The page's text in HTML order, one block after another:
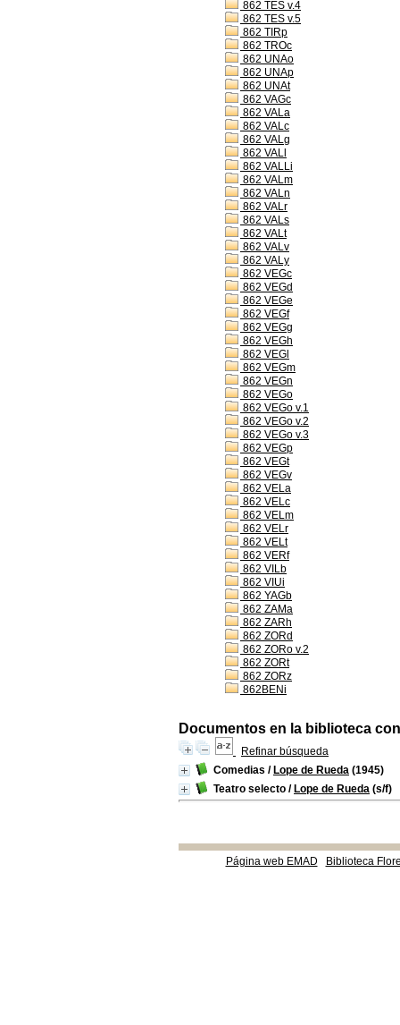
862 TES v.4
862 TES v.5
862 TIRp
862 TROc
862 UNAo
862 UNAp
862 UNAt
862 VAGc
862 VALa
862 VALc
862 VALg
862 VALl
862 VALLi
862 VALm
862 VALn
862 VALr
862 VALs
862 VALt
862 VALv
862 VALy
862 VEGc
862 VEGd
862 VEGe
862 VEGf
862 VEGg
862 VEGh
862 VEGl
862 VEGm
862 VEGn
862 VEGo
862 VEGo v.1
862 VEGo v.2
862 VEGo v.3
862 VEGp
862 VEGt
862 VEGv
862 VELa
862 VELc
862 VELm
862 VELr
862 VELt
862 VERf
862 VILb
862 VIUi
862 YAGb
862 ZAMa
862 ZARh
862 ZORd
862 ZORo v.2
862 ZORt
862 ZORz
862BENi
Documentos en la biblioteca
Refinar búsqueda
Comedias / Lope de Rueda (1945)
Teatro selecto / Lope de Rueda (s/f)
Página web EMAD Biblioteca